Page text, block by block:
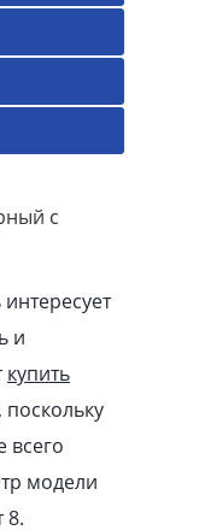
с
и
купить
поскольку
всего
модели
8.